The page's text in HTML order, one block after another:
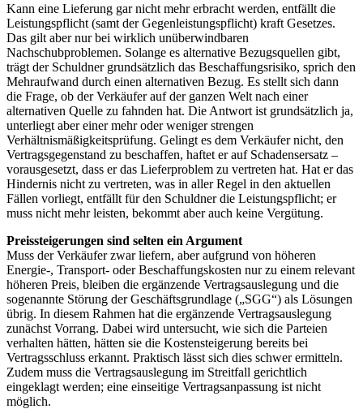
Kann eine Lieferung gar nicht mehr erbracht werden, entfällt die
Leistungspflicht (samt der Gegenleistungspflicht) kraft Gesetzes.
Das gilt aber nur bei wirklich unüberwindbaren
Nachschubproblemen. Solange es alternative Bezugsquellen gibt,
trägt der Schuldner grundsätzlich das Beschaffungsrisiko, sprich den
Mehraufwand durch einen alternativen Bezug. Es stellt sich dann
die Frage, ob der Verkäufer auf der ganzen Welt nach einer
alternativen Quelle zu fahnden hat. Die Antwort ist grundsätzlich ja,
unterliegt aber einer mehr oder weniger strengen
Verhältnismäßigkeitsprüfung. Gelingt es dem Verkäufer nicht, den
Vertragsgegenstand zu beschaffen, haftet er auf Schadensersatz –
vorausgesetzt, dass er das Lieferproblem zu vertreten hat. Hat er das
Hindernis nicht zu vertreten, was in aller Regel in den aktuellen
Fällen vorliegt, entfällt für den Schuldner die Leistungspflicht; er
muss nicht mehr leisten, bekommt aber auch keine Vergütung.
Preissteigerungen sind selten ein Argument
Muss der Verkäufer zwar liefern, aber aufgrund von höheren
Energie-, Transport- oder Beschaffungskosten nur zu einem relevant
höheren Preis, bleiben die ergänzende Vertragsauslegung und die
sogenannte Störung der Geschäftsgrundlage („SGG“) als Lösungen
übrig. In diesem Rahmen hat die ergänzende Vertragsauslegung
zunächst Vorrang. Dabei wird untersucht, wie sich die Parteien
verhalten hätten, hätten sie die Kostensteigerung bereits bei
Vertragsschluss erkannt. Praktisch lässt sich dies schwer ermitteln.
Zudem muss die Vertragsauslegung im Streitfall gerichtlich
eingeklagt werden; eine einseitige Vertragsanpassung ist nicht
möglich.